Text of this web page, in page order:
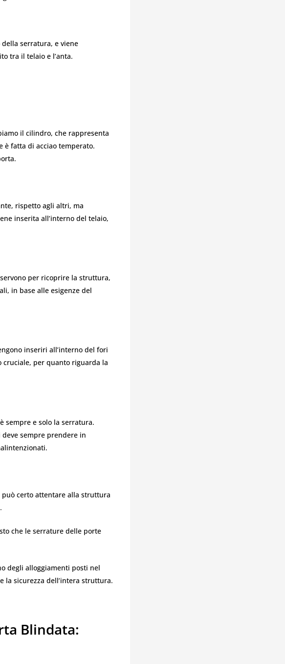
serratura, e viene
tra il telaio e l’anta.
il cilindro, che rappresenta
è fatta di acciao temperato.
rispetto agli altri, ma
inserita all’interno del telaio,
servono per ricoprire la struttura,
in base alle esigenze del
inseriri all’interno del fori
cruciale, per quanto riguarda la
sempre e solo la serratura.
sempre prendere in
può certo attentare alla struttura
che le serrature delle porte
degli alloggiamenti posti nel
la sicurezza dell’intera struttura.
Blindata: